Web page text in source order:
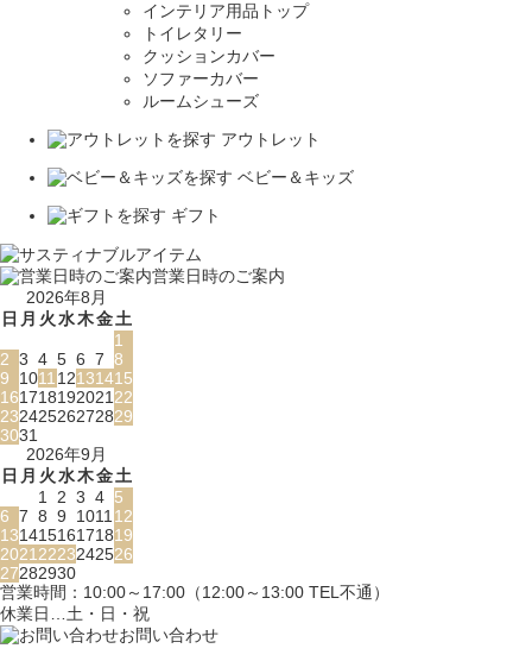
インテリア用品トップ
トイレタリー
クッションカバー
ソファーカバー
ルームシューズ
アウトレット
ベビー＆キッズ
ギフト
営業日時のご案内
2026年8月
日 月 火水木金土
1
2 3 4 5 6 7 8
9
1011 12131415
161718192021 22
23242526272829
3031
2026年9月
日 月 火水木金土
1
2 3 4 5
6 7 8 9 1011 12
13141516171819
2021 2223242526
27282930
営業時間：10:00～17:00（12:00～13:00 TEL不通）
休業日…土・日・祝
お問い合わせ